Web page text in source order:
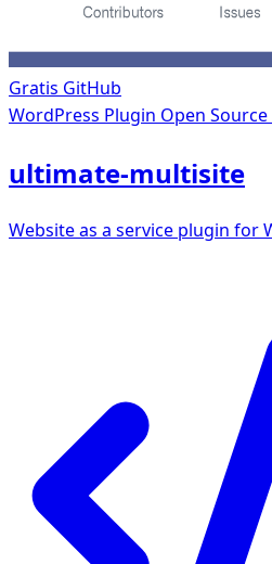
Gratis GitHub
WordPress Plugin Open
ultimate-multisite
Website as a service plugin for